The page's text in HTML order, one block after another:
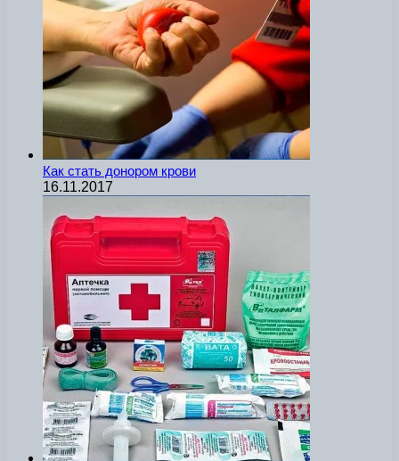
Как стать донором крови
16.11.2017